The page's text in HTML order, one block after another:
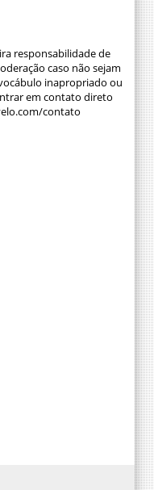
responsabilidade de
caso não sejam
inapropriado ou
em contato direto
contato